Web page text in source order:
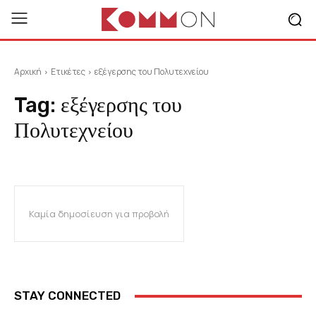
Αρχική Ετικέτες εξέγερσης του Πολυτεχνείου
Tag: εξέγερσης του
Πολυτεχνείου
Καμία δημοσίευση για προβολή
STAY CONNECTED